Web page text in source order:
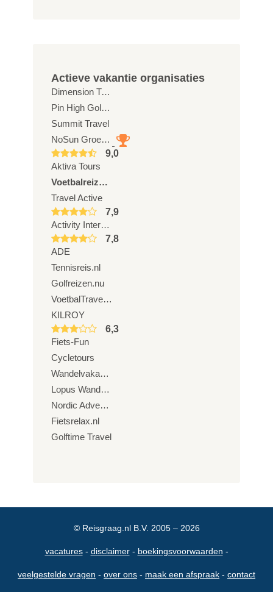
Actieve vakantie organisaties
Dimension Travel in Style
Pin High Golftravel
Summit Travel
NoSun Groepsreizen
9,0
Aktiva Tours
Voetbalreizen.com
Travel Active
7,9
Activity International
7,8
ADE
Tennisreis.nl
Golfreizen.nu
VoetbalTravel.nl
KILROY
6,3
Fiets-Fun
Cycletours
Wandelvakanties Europa
Lopus Wandelreizen
Nordic Adventure Trails
Fietsrelax.nl
Golftime Travel
© Reisgraag.nl B.V. 2005 – 2026
vacatures disclaimer boekingsvoorwaarden
veelgestelde vragen over ons maak een afspraak contact